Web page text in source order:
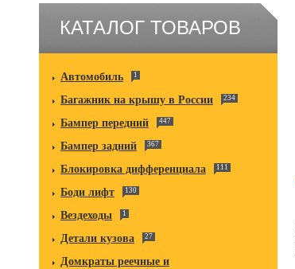
КАТАЛОГ ТОВАРОВ
Автомобиль 1
Багажник на крышу в России 234
Бампер передний 447
Бампер задний 367
Блокировка дифференциала 111
Боди лифт 130
Вездеходы 1
Детали кузова 27
Домкраты реечные и